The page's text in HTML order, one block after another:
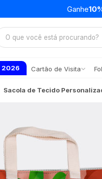
Ganhe
2026 Cartão de Visita
Sacola de Tecido